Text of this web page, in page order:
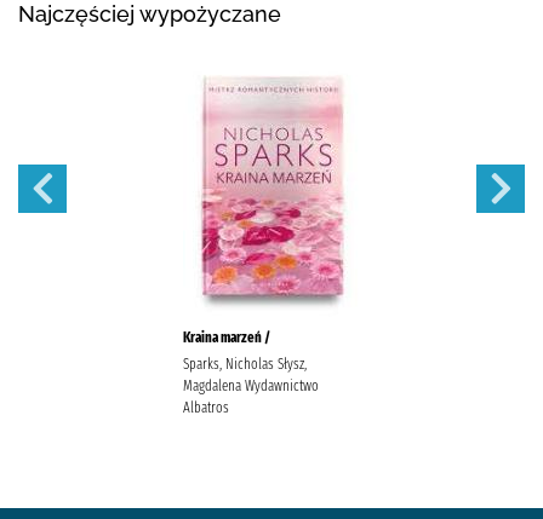
Najczęściej wypożyczane
Kraina marzeń /
Sparks, Nicholas Słysz,
Magdalena Wydawnictwo
Albatros